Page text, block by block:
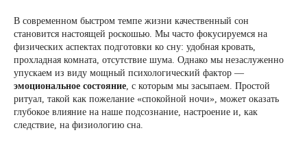
В современном быстром темпе жизни качественный сон
становится настоящей роскошью. Мы часто фокусируемся на
физических аспектах подготовки ко сну: удобная кровать,
прохладная комната, отсутствие шума. Однако мы незаслуженно
упускаем из виду мощный психологический фактор —
эмоциональное состояние, с которым мы засыпаем. Простой
ритуал, такой как пожелание «спокойной ночи», может оказать
глубокое влияние на наше подсознание, настроение и, как
следствие, на физиологию сна.